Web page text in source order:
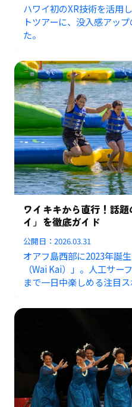
ハワイ初のXR技術を活用
トツアーに、没入感アッ
た。
ワイキキから直行！話
イ」を徹底ガイド
公開日：2026.03.31
オアフ島西部に2023年誕
（Wai Kai）」。人工サ
まで一日中楽しめる注目ス